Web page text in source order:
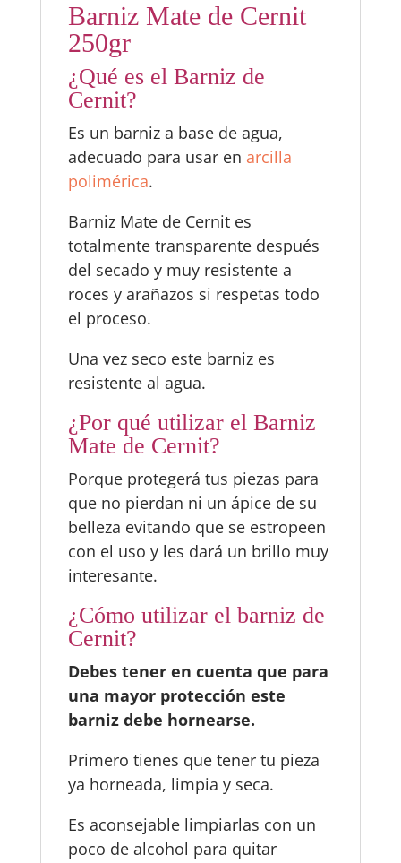
Barniz Mate de Cernit
250gr
¿Qué es el Barniz de
Cernit?
Es un barniz a base de agua,
adecuado para usar en arcilla
polimérica.
Barniz Mate de Cernit es
totalmente transparente después
del secado y muy resistente a
roces y arañazos si respetas todo
el proceso.
Una vez seco este barniz es
resistente al agua.
¿Por qué utilizar el Barniz
Mate de Cernit?
Porque protegerá tus piezas para
que no pierdan ni un ápice de su
belleza evitando que se estropeen
con el uso y les dará un brillo muy
interesante.
¿Cómo utilizar el barniz de
Cernit?
Debes tener en cuenta que para
una mayor protección este
barniz debe hornearse.
Primero tienes que tener tu pieza
ya horneada, limpia y seca.
Es aconsejable limpiarlas con un
poco de alcohol para quitar